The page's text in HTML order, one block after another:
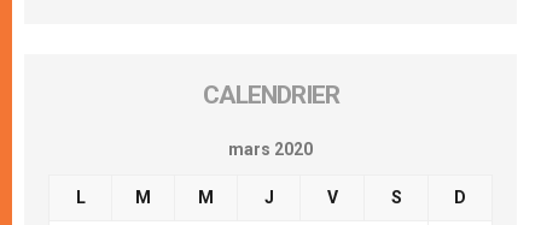
CALENDRIER
mars 2020
L M M J V S D